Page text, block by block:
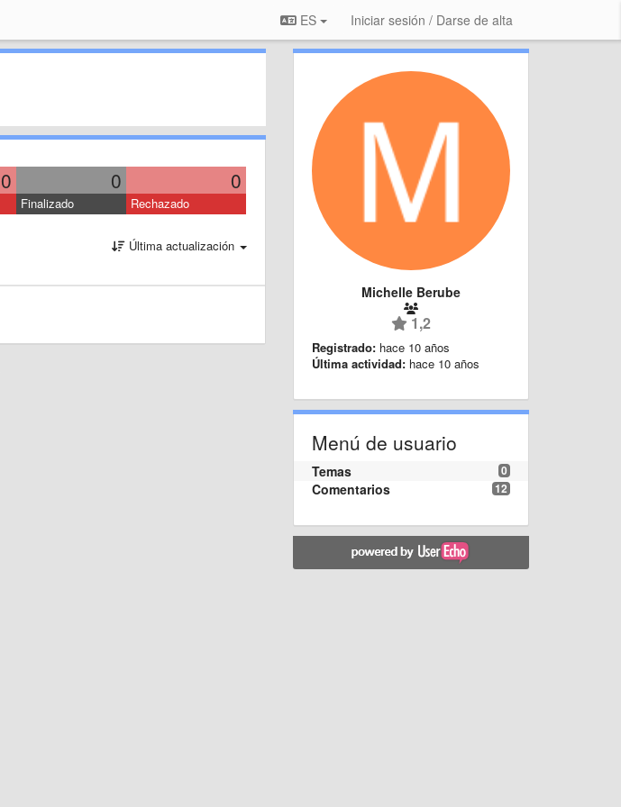
ES Iniciar sesión / Darse de alta
0 0 0
Finalizado Rechazado
Última actualización
Michelle Berube
1,2
Registrado: hace 10 años
Última actividad: hace 10 años
Menú de usuario
0
Temas
12
Comentarios